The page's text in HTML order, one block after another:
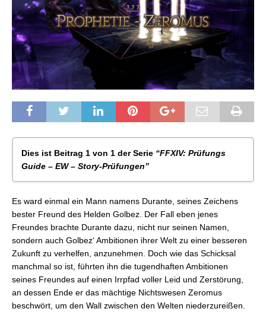
Dies ist Beitrag 1 von 1 der Serie “FFXIV: Prüfungs
Guide – EW – Story-Prüfungen”
Es ward einmal ein Mann namens Durante, seines Zeichens
bester Freund des Helden Golbez. Der Fall eben jenes
Freundes brachte Durante dazu, nicht nur seinen Namen,
sondern auch Golbez‘ Ambitionen ihrer Welt zu einer besseren
Zukunft zu verhelfen, anzunehmen. Doch wie das Schicksal
manchmal so ist, führten ihn die tugendhaften Ambitionen
seines Freundes auf einen Irrpfad voller Leid und Zerstörung,
an dessen Ende er das mächtige Nichtswesen Zeromus
beschwört, um den Wall zwischen den Welten niederzureißen.